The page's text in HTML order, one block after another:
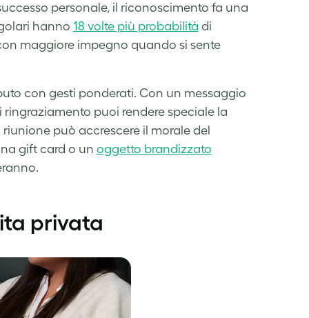
personale, il riconoscimento fa una
hanno 18 volte più probabilità di
maggiore impegno quando si sente
con gesti ponderati. Con un messaggio
puoi rendere speciale la
può accrescere il morale del
gift card o un oggetto brandizzato
privata